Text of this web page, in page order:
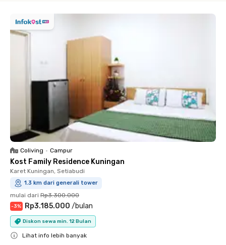
Coliving • Campur
Kost Family Residence Kuningan
Karet Kuningan, Setiabudi
1.3 km dari generali tower
mulai dari Rp3.300.000
-3% Rp3.185.000 /bulan
Diskon sewa min. 12 Bulan
Lihat info lebih banyak